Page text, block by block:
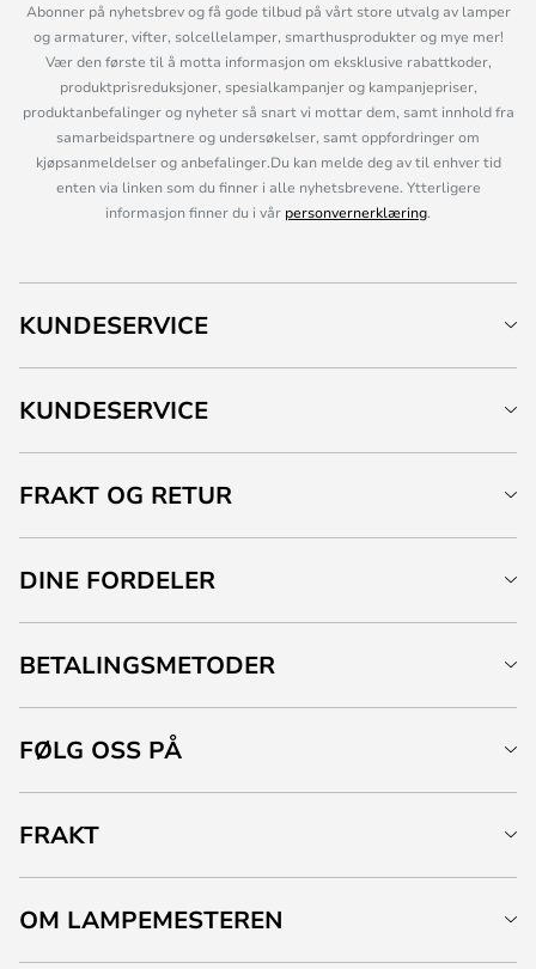
Abonner på nyhetsbrev og få gode tilbud på vårt store utvalg av lamper
og armaturer, vifter, solcellelamper, smarthusprodukter og mye mer!
Vær den første til å motta informasjon om eksklusive rabattkoder,
produktprisreduksjoner, spesialkampanjer og kampanjepriser,
produktanbefalinger og nyheter så snart vi mottar dem, samt innhold fra
samarbeidspartnere og undersøkelser, samt oppfordringer om
kjøpsanmeldelser og anbefalinger.Du kan melde deg av til enhver tid
enten via linken som du finner i alle nyhetsbrevene. Ytterligere
informasjon finner du i vår personvernerklæring.
KUNDESERVICE
KUNDESERVICE
FRAKT OG RETUR
DINE FORDELER
BETALINGSMETODER
FØLG OSS PÅ
FRAKT
OM LAMPEMESTEREN